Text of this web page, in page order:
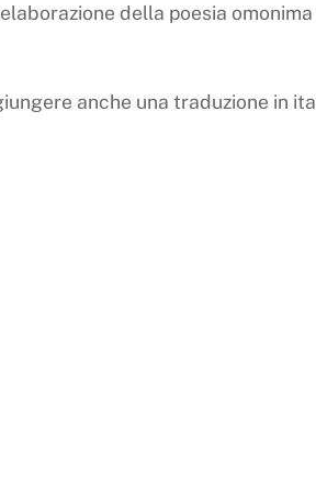
della poesia
anche una traduzione in